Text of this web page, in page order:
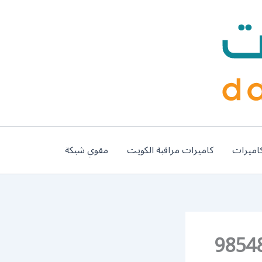
كاميرات مراقبة الكويت مقوي شبكة
الدوحة / 98548488